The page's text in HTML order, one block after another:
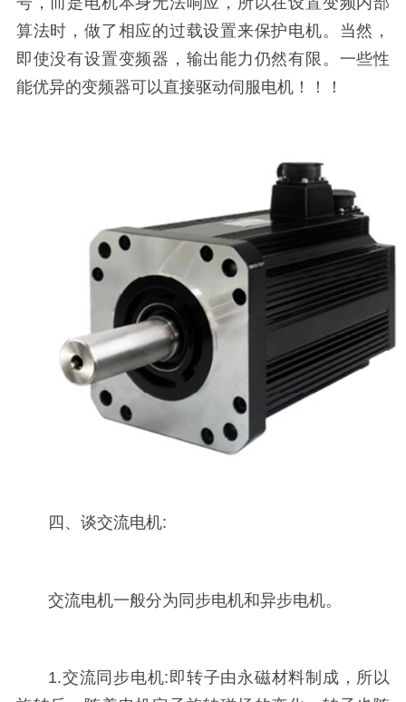
算法时，做了相应的过载设置来保护电机。当然，
即使没有设置变频器，输出能力仍然有限。一些性
能优异的变频器可以直接驱动伺服电机！！！
四、谈交流电机:
交流电机一般分为同步电机和异步电机。
1.交流同步电机:即转子由永磁材料制成，所以